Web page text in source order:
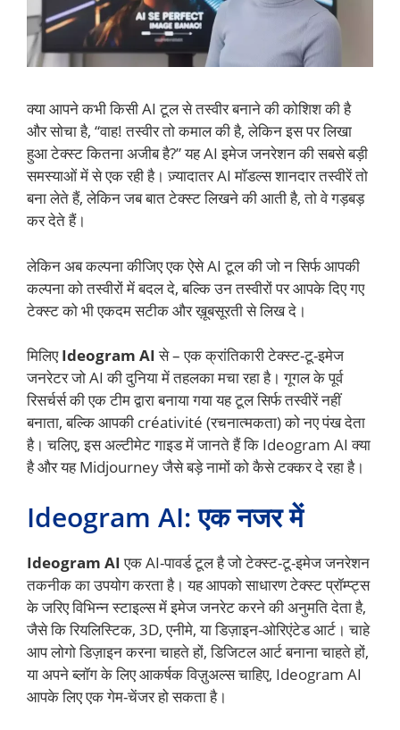
क्या आपने कभी किसी AI टूल से तस्वीर बनाने की कोशिश की है
और सोचा है, “वाह! तस्वीर तो कमाल की है, लेकिन इस पर लिखा
हुआ टेक्स्ट कितना अजीब है?” यह AI इमेज जनरेशन की सबसे बड़ी
समस्याओं में से एक रही है। ज़्यादातर AI मॉडल्स शानदार तस्वीरें तो
बना लेते हैं, लेकिन जब बात टेक्स्ट लिखने की आती है, तो वे गड़बड़
कर देते हैं।
लेकिन अब कल्पना कीजिए एक ऐसे AI टूल की जो न सिर्फ आपकी
कल्पना को तस्वीरों में बदल दे, बल्कि उन तस्वीरों पर आपके दिए गए
टेक्स्ट को भी एकदम सटीक और ख़ूबसूरती से लिख दे।
मिलिएIdeogram AI से – एक क्रांतिकारी टेक्स्ट-टू-इमेज
जनरेटर जो AI की दुनिया में तहलका मचा रहा है। गूगल के पूर्व
रिसर्चर्स की एक टीम द्वारा बनाया गया यह टूल सिर्फ तस्वीरें नहीं
बनाता, बल्कि आपकी créativité (रचनात्मकता) को नए पंख देता
है। चलिए, इस अल्टीमेट गाइड में जानते हैं कि Ideogram AI क्या
है और यह Midjourney जैसे बड़े नामों को कैसे टक्कर दे रहा है।
Ideogram AI: एक नजर में
Ideogram AI एक AI-पावर्ड टूल है जो टेक्स्ट-टू-इमेज जनरेशन
तकनीक का उपयोग करता है। यह आपको साधारण टेक्स्ट प्रॉम्प्ट्स
के जरिए विभिन्न स्टाइल्स में इमेज जनरेट करने की अनुमति देता है,
जैसे कि रियलिस्टिक, 3D, एनीमे, या डिज़ाइन-ओरिएंटेड आर्ट। चाहे
आप लोगो डिज़ाइन करना चाहते हों, डिजिटल आर्ट बनाना चाहते हों,
या अपने ब्लॉग के लिए आकर्षक विज़ुअल्स चाहिए, Ideogram AI
आपके लिए एक गेम-चेंजर हो सकता है।